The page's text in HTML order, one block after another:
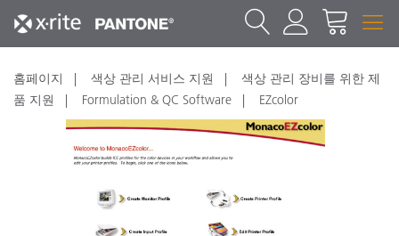
홈페이지 색상 관리 서비스 지원
색상 관리 장비를 위한 제
품 지원
Formulation & QC Software EZcolor